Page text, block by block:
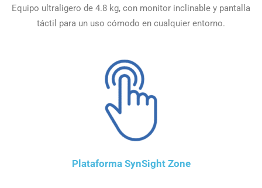
Equipo ultraligero de 4.8 kg, con monitor inclinable y pantalla
táctil para un uso cómodo en cualquier entorno.
Plataforma SynSight Zone